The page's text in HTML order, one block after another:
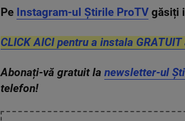
Pe Instagram-ul Știrile ProTV găsiți
CLICK AICI pentru a instala
Abonați-vă gratuit la newsletter-ul
telefon!